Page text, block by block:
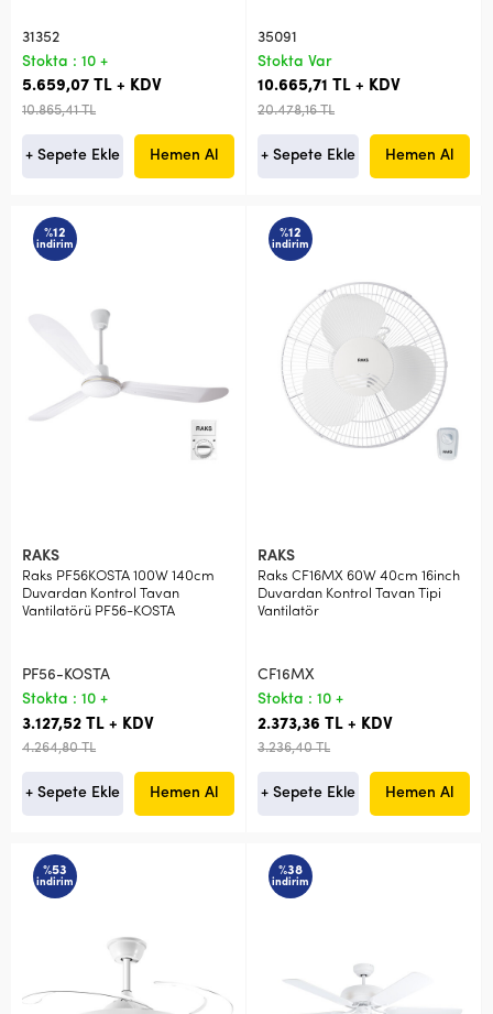
31352
Stokta : 10 +
5.659,07 TL + KDV
10.865,41 TL
+ Sepete Ekle Hemen Al
35091
Stokta Var
10.665,71 TL + KDV
20.478,16 TL
+ Sepete Ekle Hemen Al
%12
indirim
RAKS
Raks PF56KOSTA 100W 140cm
Duvardan Kontrol Tavan
Vantilatörü PF56-KOSTA
PF56-KOSTA
Stokta : 10 +
3.127,52 TL + KDV
4.264,80 TL
+ Sepete Ekle Hemen Al
%12
indirim
RAKS
Raks CF16MX 60W 40cm 16inch
Duvardan Kontrol Tavan Tipi
Vantilatör
CF16MX
Stokta : 10 +
2.373,36 TL + KDV
3.236,40 TL
+ Sepete Ekle Hemen Al
%53
indirim
%38
indirim